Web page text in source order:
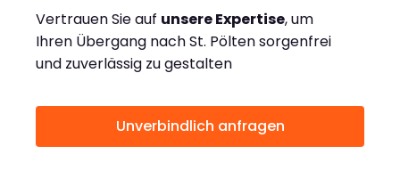
Vertrauen Sie auf unsere Expertise, um
Ihren Übergang nach St. Pölten sorgenfrei
und zuverlässig zu gestalten
Unverbindlich anfragen